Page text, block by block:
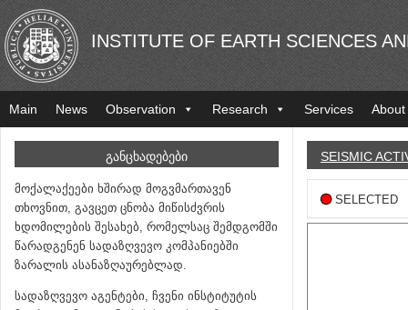
INSTITUTE OF EARTH SCIENCES
Main News Observation Research Services About
ᲒᲐᲜᲪᲮᲐᲓᲔᲑᲔᲑᲘ
მოქალაქეები ხშირად მოგვმართავენ
თხოვნით, გავცეთ ცნობა მიწისძვრის
ხდომილების შესახებ, რომელსაც შემდგომში
წარადგენენ სადაზღვევო კომპანიებში
ზარალის ასანაზღაურებლად.
სადაზღვევო აგენტები, ჩვენი ინსტიტუტის
SEISMIC
SELECTED